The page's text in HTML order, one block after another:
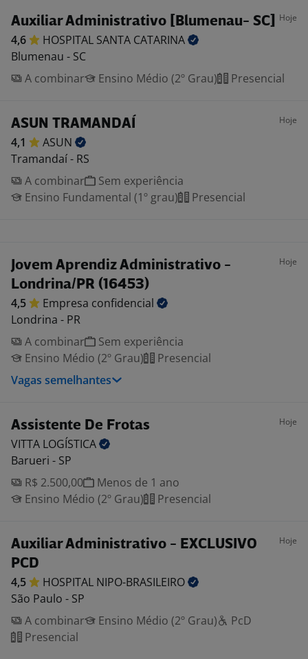
Auxiliar Administrativo [Blumenau- SC] Hoje
4,6 HOSPITAL SANTA CATARINA
Blumenau - SC
A combinar
Ensino Médio (2º Grau) Presencial
ASUN TRAMANDAÍ Hoje
4,1
ASUN
Tramandaí - RS
A combinar
Sem experiência
Ensino Fundamental (1º grau)
Presencial
Jovem Aprendiz Administrativo -
Londrina/PR (16453)
Hoje
4,5 Empresa confidencial
Londrina - PR
A combinar
Sem experiência
Ensino Médio (2º Grau)
Presencial
Vagas semelhantes
Assistente De Frotas Hoje
VITTA LOGÍSTICA
Barueri - SP
R$ 2.500,00
Menos de 1 ano
Ensino Médio (2º Grau)
Presencial
Auxiliar Administrativo - EXCLUSIVO
PCD
Hoje
4,5 HOSPITAL NIPO-BRASILEIRO
São Paulo - SP
A combinar
Ensino Médio (2º Grau)
PcD
Presencial